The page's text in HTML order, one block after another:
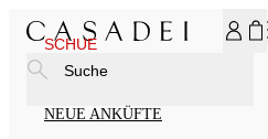
SCHUE
NEUE ANKÜFTE
Suche